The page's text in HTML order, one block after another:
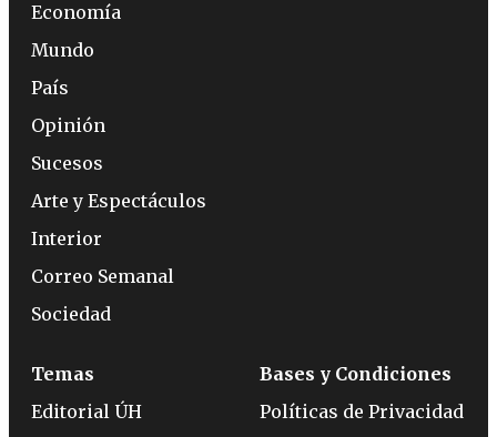
Economía
Mundo
País
Opinión
Sucesos
Arte y Espectáculos
Interior
Correo Semanal
Sociedad
Temas
Editorial ÚH
Bases y Condiciones
Políticas de Privacidad